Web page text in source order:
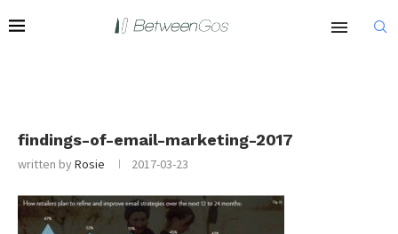
findings-of-email-marketing-2017
written byRosie 2017-03-23